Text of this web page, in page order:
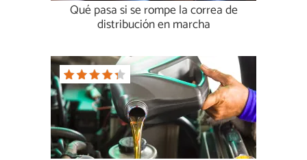
Qué pasa si se rompe la correa de
distribución en marcha